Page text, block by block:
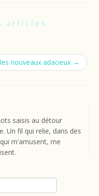
articles
nouveaux adacieux →
saisis au détour
Un fil qui relie, dans des
m'amusent, me